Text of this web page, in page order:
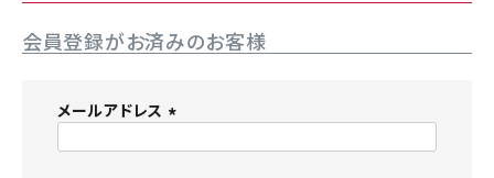
ブランド別に探す
目的別に探す
SNS
会員登録がお済みのお客様
メールアドレス